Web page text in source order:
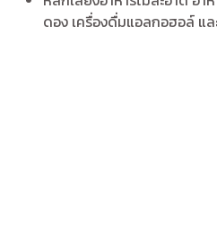
ดอง เครื่องดื่มแอลกอฮอล์ แ